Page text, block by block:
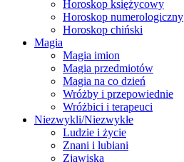
Horoskop księżycowy
Horoskop numerologiczny
Horoskop chiński
Magia
Magia imion
Magia przedmiotów
Magia na co dzień
Wróżby i przepowiednie
Wróżbici i terapeuci
Niezwykli/Niezwykłe
Ludzie i życie
Znani i lubiani
Zjawiska